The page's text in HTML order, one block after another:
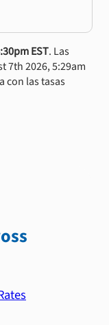
EST. Las
7th 2026, 5:29am
con las tasas